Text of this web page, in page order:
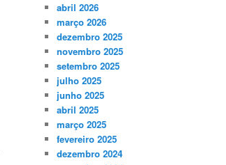
abril 2026
março 2026
dezembro 2025
novembro 2025
setembro 2025
julho 2025
junho 2025
abril 2025
março 2025
fevereiro 2025
dezembro 2024